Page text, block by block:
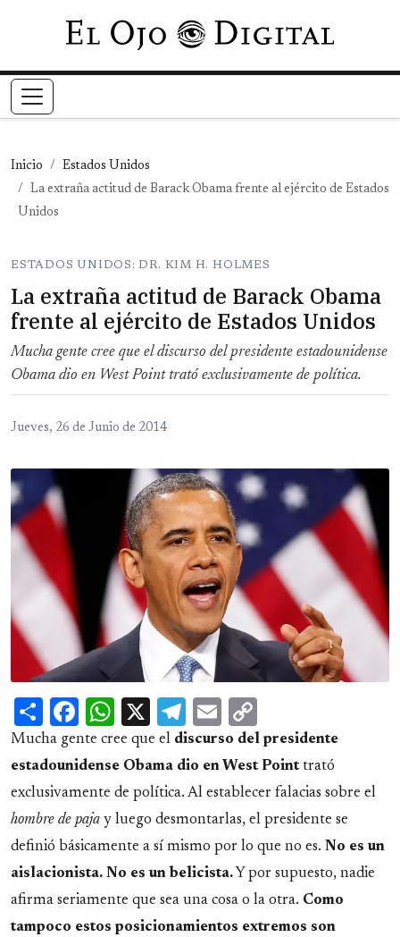
Pasar al contenido principal
Inicio
Estados Unidos
La extraña actitud de Barack Obama frente al ejército de Estados
Unidos
ESTADOS UNIDOS: DR. KIM H. HOLMES
La extraña actitud de Barack Obama
frente al ejército de Estados Unidos
Mucha gente cree que el discurso del presidente estadounidense
Obama dio en West Point trató exclusivamente de política.
Jueves, 26 de Junio de 2014
ShareFacebook
WhatsApp
X Telegram
Email
Link
Mucha gente cree que el discurso del presidente
estadounidense Obama dio en West Point trató
exclusivamente de política. Al establecer falacias sobre el
hombre de paja y luego desmontarlas, el presidente se
definió básicamente a sí mismo por lo que no es. No es un
aislacionista. No es un belicista. Y por supuesto, nadie
afirma seriamente que sea una cosa o la otra. Como
tampoco estos posicionamientos extremos son